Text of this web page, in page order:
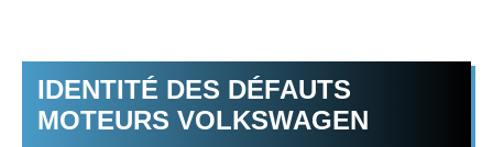
IDENTITÉ DES DÉFAUTS
MOTEURS VOLKSWAGEN